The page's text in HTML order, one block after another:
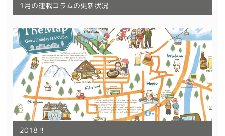
1月の連載コラムの更新状況
2018‼︎